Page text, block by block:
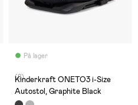
På lager
(8)
Kinderkraft ONETO3 i-Size
Autostol, Graphite Black